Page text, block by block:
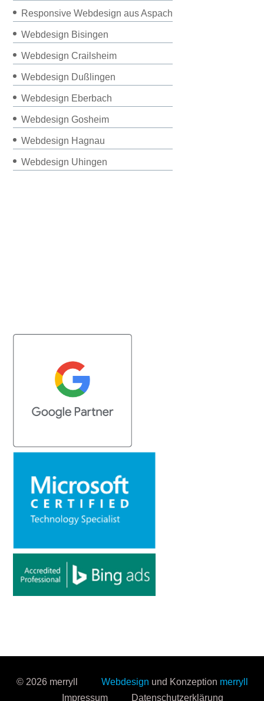
Responsive Webdesign aus Aspach
Webdesign Bisingen
Webdesign Crailsheim
Webdesign Dußlingen
Webdesign Eberbach
Webdesign Gosheim
Webdesign Hagnau
Webdesign Uhingen
© 2026 merryll Webdesign und Konzeption merryll
Impressum
Datenschutzerklärung